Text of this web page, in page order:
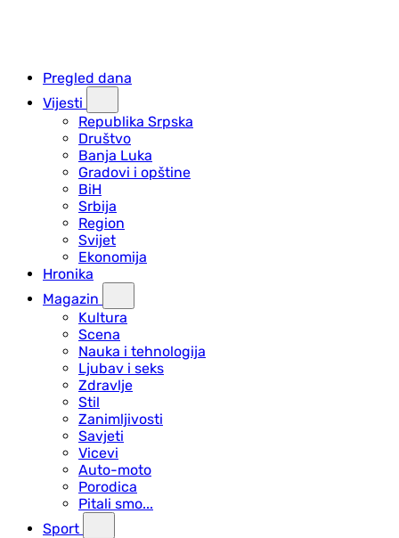
Pregled dana
Vijesti
Republika Srpska
Društvo
Banja Luka
Gradovi i opštine
BiH
Srbija
Region
Svijet
Ekonomija
Hronika
Magazin
Kultura
Scena
Nauka i tehnologija
Ljubav i seks
Zdravlje
Stil
Zanimljivosti
Savjeti
Vicevi
Auto-moto
Porodica
Pitali smo...
Sport